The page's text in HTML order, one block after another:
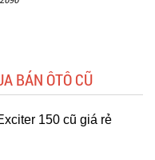
BÁN ÔTÔ CŨ
150 cũ giá rẻ